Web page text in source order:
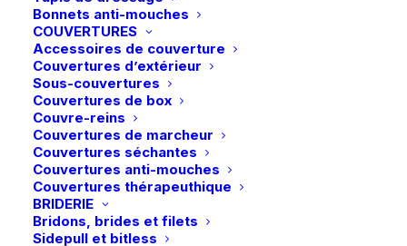
Bonnets anti-mouches
COUVERTURES
Accessoires de couverture
Couvertures d’extérieur
Sous-couvertures
Couvertures de box
Couvre-reins
Couvertures de marcheur
Couvertures séchantes
Couvertures anti-mouches
Couvertures thérapeuthique
BRIDERIE
Bridons, brides et filets
Sidepull et bitless
Pénélope | Longe Ethologique – Noir/Caramel
Pénélope | Longe Ethologique –
Noir/Caramel
25,90€
Longe éthologique – Noir & caramel
En stock